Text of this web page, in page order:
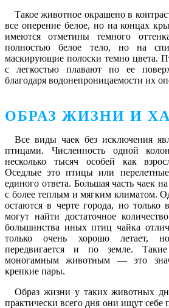
Такое животное окрашено в
все оперение белое, но на концах
имеются отметины темного
полностью белое тело, но на
маскирующие полоски темно цвета.
с легкостью плавают по ее
благодаря водонепроницаемости их
ОБРАЗ ЖИЗНИ И
Все виды чаек без исключения
птицами. Численность одной
несколько тысяч особей как
Оседлые это птицы или
единого ответа. Большая часть чаек
с более теплым и мягким климатом.
остаются в черте города, но только
могут найти достаточное
большинства иных птиц чайка
только очень хорошо летает,
передвигается и по земле.
моногамным животным ― это
крепкие пары.
Образ жизни у таких животных
практически всего дня они ищут